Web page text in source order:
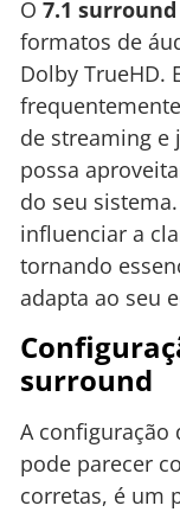
O 7.1 surround
formatos de
Dolby TrueHD.
de streaming e
possa
do seu
influenciar a
tornando
adapta ao seu
surround
A configuração
pode parecer
corretas, é um